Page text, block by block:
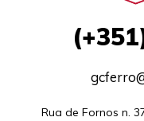
Rua de Fornos n.